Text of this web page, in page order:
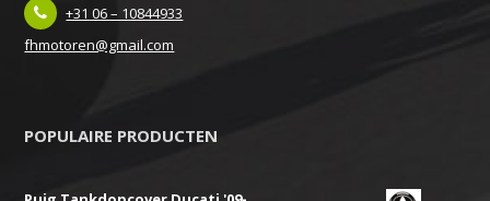
+31 06 – 10844933
fhmotoren@gmail.com
POPULAIRE PRODUCTEN